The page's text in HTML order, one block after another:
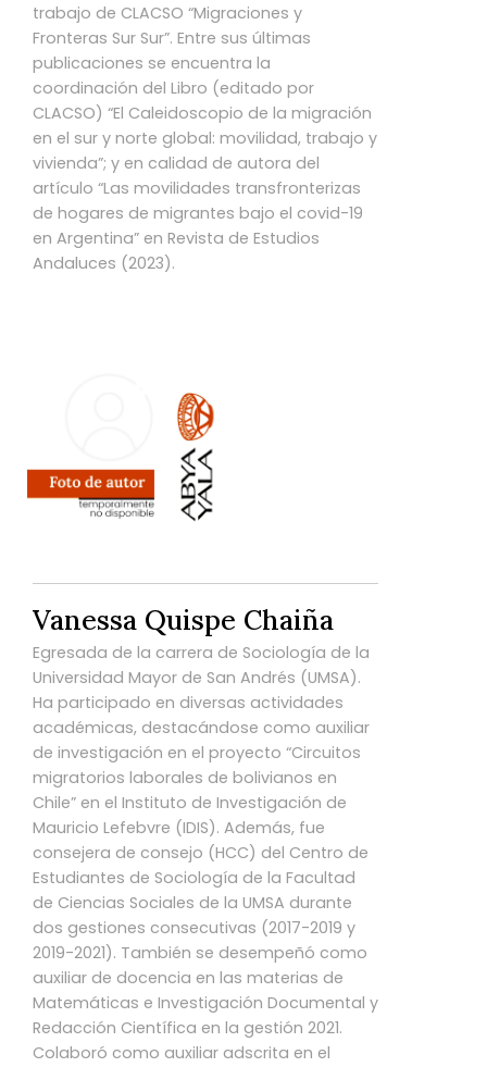
trabajo de CLACSO “Migraciones y
Fronteras Sur Sur”. Entre sus últimas
publicaciones se encuentra la
coordinación del Libro (editado por
CLACSO) “El Caleidoscopio de la migración
en el sur y norte global: movilidad, trabajo y
vivienda”; y en calidad de autora del
artículo “Las movilidades transfronterizas
de hogares de migrantes bajo el covid-19
en Argentina” en Revista de Estudios
Andaluces (2023).
Vanessa Quispe Chaiña
Egresada de la carrera de Sociología de la
Universidad Mayor de San Andrés (UMSA).
Ha participado en diversas actividades
académicas, destacándose como auxiliar
de investigación en el proyecto “Circuitos
migratorios laborales de bolivianos en
Chile” en el Instituto de Investigación de
Mauricio Lefebvre (IDIS). Además, fue
consejera de consejo (HCC) del Centro de
Estudiantes de Sociología de la Facultad
de Ciencias Sociales de la UMSA durante
dos gestiones consecutivas (2017-2019 y
2019-2021). También se desempeñó como
auxiliar de docencia en las materias de
Matemáticas e Investigación Documental y
Redacción Científica en la gestión 2021.
Colaboró como auxiliar adscrita en el